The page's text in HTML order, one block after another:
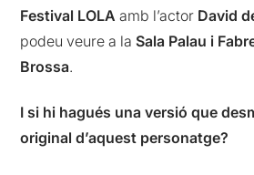
Festival LOLA amb l’actor David
podeu veure a laSala Palau i
Brossa.
I si hi hagués una versió que
original d’aquest personatge?